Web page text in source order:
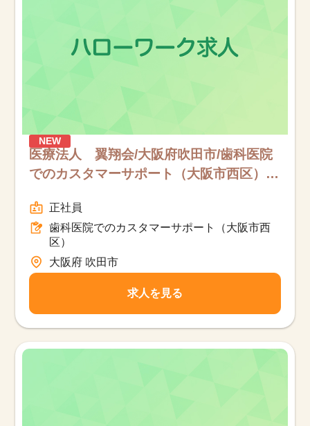
NEW
医療法人 翼翔会/大阪府吹田市/歯科医院
でのカスタマーサポート（大阪市西区）/
正社員
歯科医院でのカスタマーサポート（大阪市西
区）
大阪府 吹田市
求人を見る